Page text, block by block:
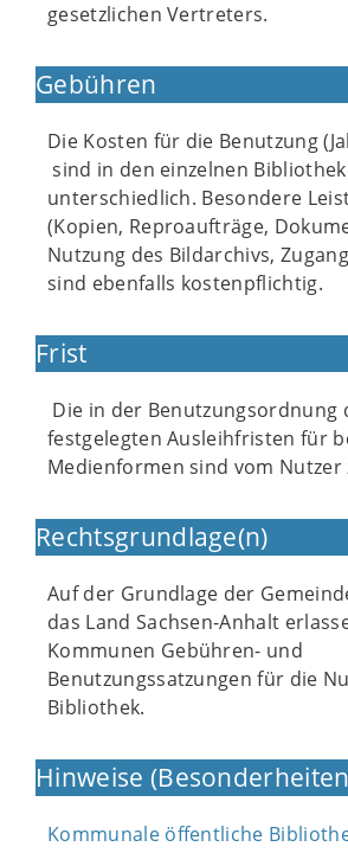
gesetzlichen Vertreters.
Gebühren
Die Kosten für die Benutzung
sind in den einzelnen
unterschiedlich. Besondere
(Kopien, Reproaufträge,
Nutzung des Bildarchivs,
sind ebenfalls kostenpflichtig.
Frist
Die in der Benutzungsordnung
festgelegten Ausleihfristen für
Medienformen sind vom Nutzer
Rechtsgrundlage(n)
Auf der Grundlage der
das Land Sachsen-Anhalt
Kommunen Gebühren- und
Benutzungssatzungen für die
Bibliothek.
Hinweise
Kommunale öffentliche